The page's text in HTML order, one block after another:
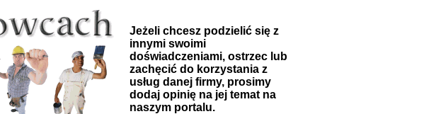
Jeżeli chcesz podzielić się z
innymi swoimi
doświadczeniami, ostrzec lub
zachęcić do korzystania z
usług danej firmy, prosimy
dodaj opinię na jej temat na
naszym portalu.